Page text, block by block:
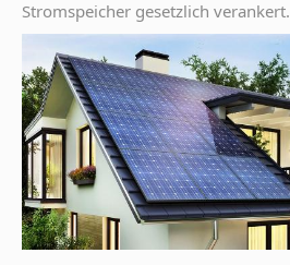
Stromspeicher gesetzlich verankert.